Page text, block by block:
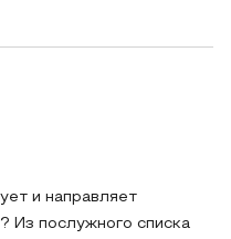
и направляет
Из послужного списка